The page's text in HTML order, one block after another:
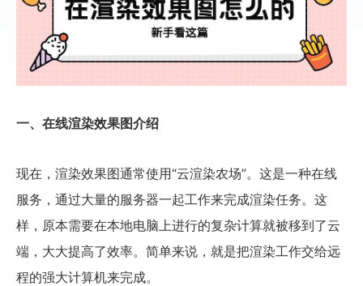
一、在线渲染效果图介绍
现在，渲染效果图通常使用“云渲染农场”。这是一种在线
服务，通过大量的服务器一起工作来完成渲染任务。这
样，原本需要在本地电脑上进行的复杂计算就被移到了云
端，大大提高了效率。简单来说，就是把渲染工作交给远
程的强大计算机来完成。